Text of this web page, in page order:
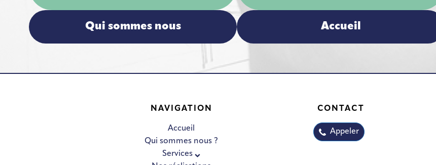
Qui sommes nous Accueil
NAVIGATION
Accueil
Qui sommes nous ?
Services
CONTACT
Appeler